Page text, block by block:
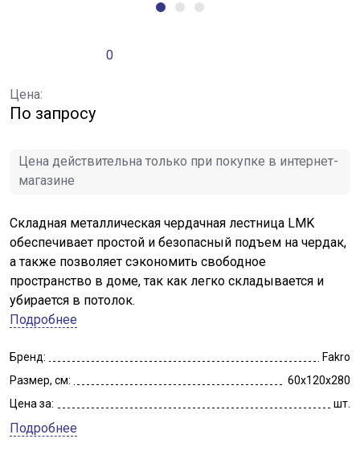
0
Цена:
По запросу
Цена действительна только при покупке в интернет-
магазине
Складная металлическая чердачная лестница LMK
обеспечивает простой и безопасный подъем на чердак,
а также позволяет сэкономить свободное
пространство в доме, так как легко складывается и
убирается в потолок.
Подробнее
Бренд:
Fakro
Размер, см:
60x120x280
Цена за:
шт.
Подробнее